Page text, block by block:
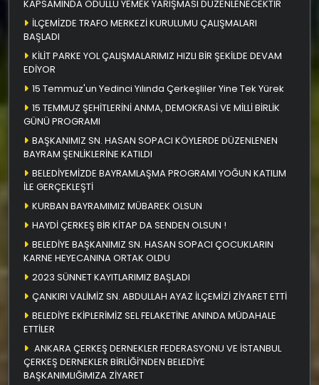
KAPSAMINDA ÖDÜLLÜ YEMEK YARIŞMASI DÜZENLENECEKTİR
İLÇEMİZDE TRAFO MERKEZİ KURULUMU ÇALIŞMALARI
BAŞLADI
KİLİT PARKE YOL ÇALIŞMALARIMIZ HIZLI BİR ŞEKİLDE DEVAM
EDİYOR
15 Temmuz'un Yedinci Yılında Çerkeşliler Yine Tek Yürek
15 TEMMUZ ŞEHİTLERİNİ ANMA, DEMOKRASİ VE MİLLİ BİRLİK
GÜNÜ PROGRAMI
BAŞKANIMIZ SN. HASAN SOPACI KÖYLERDE DÜZENLENEN
BAYRAM ŞENLİKLERİNE KATILDI
BELEDİYEMİZDE BAYRAMLAŞMA PROGRAMI YOĞUN KATILIM
İLE GERÇEKLEŞTİ
KURBAN BAYRAMIMIZ MÜBAREK OLSUN
HAYDİ ÇERKEŞ BİR KİTAP DA SENDEN OLSUN !
BELEDİYE BAŞKANIMIZ SN. HASAN SOPACI ÇOCUKLARIN
KARNE HEYECANINA ORTAK OLDU
2023 SÜNNET KAYITLARIMIZ BAŞLADI
ÇANKIRI VALİMİZ SN. ABDULLAH AYAZ İLÇEMİZİ ZİYARET ETTİ
BELEDİYE EKİPLERİMİZ SEL FELAKETİNE ANINDA MÜDAHALE
ETTİLER
ANKARA ÇERKEŞ DERNEKLER FEDERASYONU VE İSTANBUL
ÇERKEŞ DERNEKLER BİRLİĞİ’NDEN BELEDİYE
BAŞKANIMLIĞIMIZA ZİYARET